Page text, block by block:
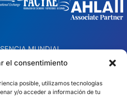
el consentimiento
posible, utilizamos tecnologías
y/o acceder a información de tu
MUNDIAL
en 10 países
Irlanda